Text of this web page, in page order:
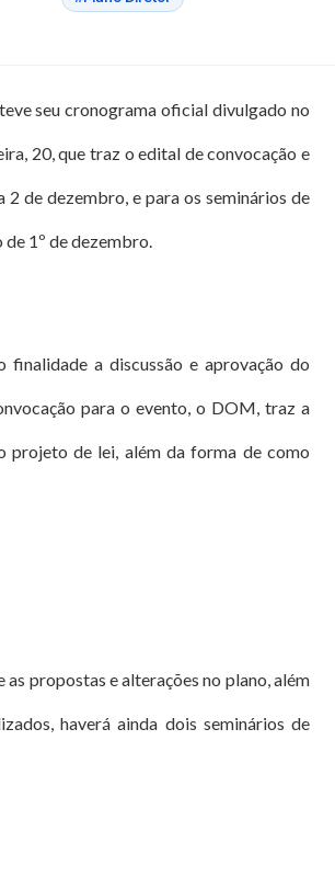
seu cronograma oficial divulgado no
20, que traz o edital de convocação e
de dezembro, e para os seminários de
1º de dezembro.
a discussão e aprovação do
para o evento, o DOM, traz a
projeto de lei, além da forma de como
propostas e alterações no plano, além
haverá ainda dois seminários de